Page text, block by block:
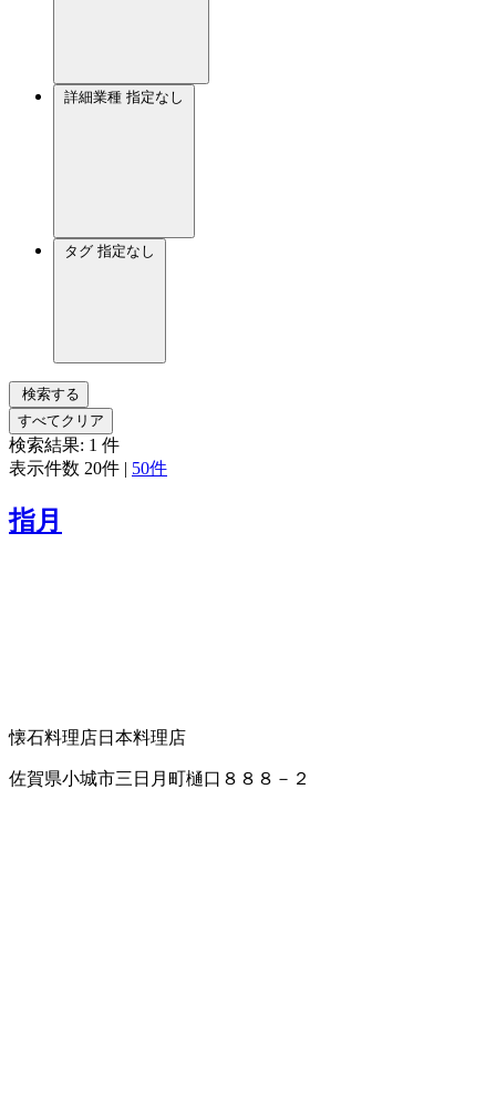
詳細業種 指定なし
タグ 指定なし
検索する
すべてクリア
検索結果: 1 件
表示件数 20件 | 50件
指月
懐石料理店日本料理店
佐賀県小城市三日月町樋口８８８－２